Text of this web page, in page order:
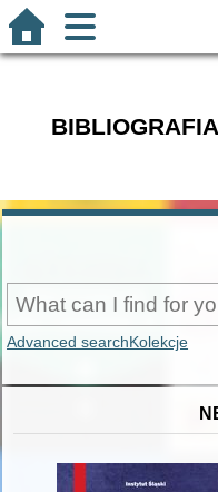
Advanced searchKolekcje